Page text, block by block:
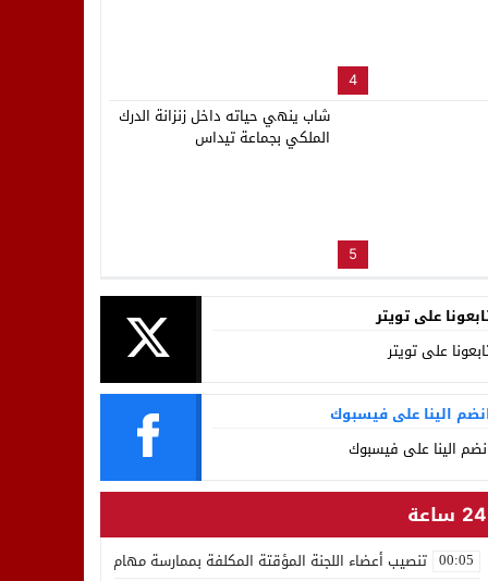
4
5
شاب ينهي حياته داخل زنزانة الدرك
الملكي بجماعة تيداس
على تويتر
على تويتر
الينا على فيسبوك
الينا على فيسبوك
24 ساعة
00:05 تنصيب أعضاء اللجنة المؤقتة المكلفة بممارسة مهام المجلس الوطني